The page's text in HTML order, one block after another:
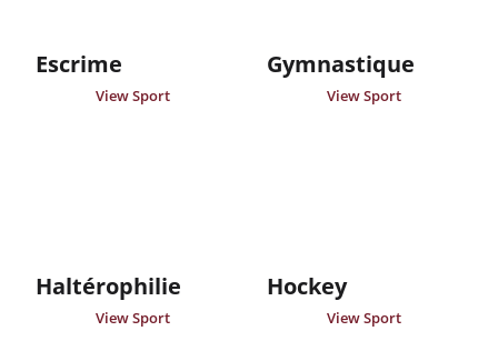
Escrime
View Sport
Gymnastique
View Sport
Haltérophilie
View Sport
Hockey
View Sport